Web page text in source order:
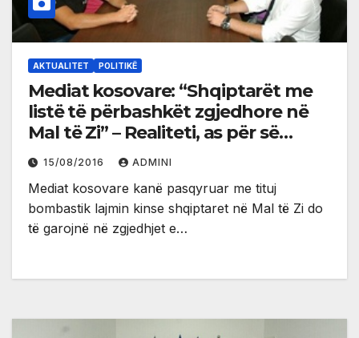
AKTUALITET POLITIKË
Mediat kosovare: “Shqiptarët me
listë të përbashkët zgjedhore në
Mal të Zi” – Realiteti, as për së
afërmi
15/08/2016 ADMINI
Mediat kosovare kanë pasqyruar me tituj
bombastik lajmin kinse shqiptaret në Mal të Zi do
të garojnë në zgjedhjet e…